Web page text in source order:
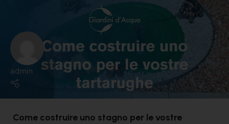
admin
Come costruire uno stagno per le vostre